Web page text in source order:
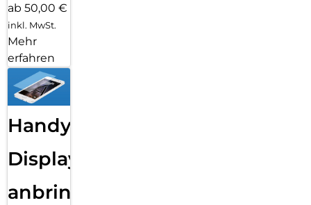
ab 50,00 €
inkl. MwSt.
Mehr
erfahren
Handy
Displayfolie
anbringen